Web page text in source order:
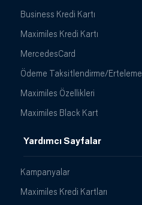
Business Kredi Kartı
Maximiles Kredi Kartı
MercedesCard
Ödeme Taksitlendirme/Erteleme
Maximiles Özellikleri
Maximiles Black Kart
Yardımcı Sayfalar
Kampanyalar
Maximiles Kredi Kartları